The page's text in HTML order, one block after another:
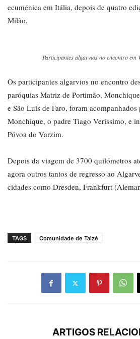
ecuménica em Itália, depois de quatro
Milão.
Participantes algarvios no encontro em
Os participantes algarvios no encontro
paróquias Matriz de Portimão,
e São Luís de Faro, foram
Monchique, o padre Tiago Veríssimo, e
Póvoa do Varzim.
Depois da viagem de 3700 quilómetros
agora outros tantos de regresso ao
cidades como Dresden, Frankfurt
TAGS Comunidade de Taizé
ARTIGOS